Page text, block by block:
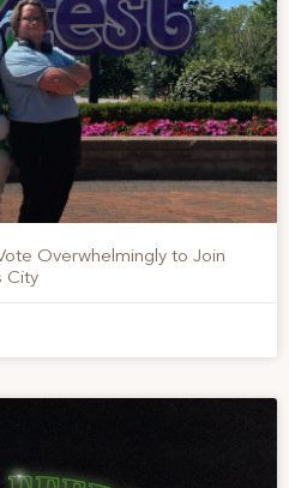
Overwhelmingly to Join
City